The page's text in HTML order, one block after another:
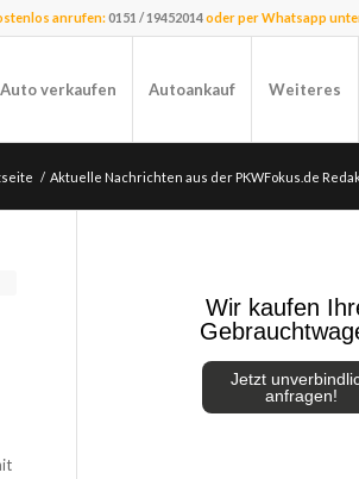
anrufen:0151 / 19452014oder per Whatsapp
Auto verkaufen Autoankauf Weiteres
/ Aktuelle Nachrichten aus der PKWFokus.de
Wir kaufen
Jetzt
anfragen!